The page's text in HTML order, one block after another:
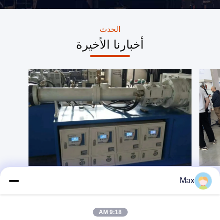
والكابلات،يفتخر بإعلان بيع
وتسليم ناجح لخط إنتاج
علامة هامة أخرى في توسع بييد
في السوق الآسيوية الراقية.
ويتضمن الأمرآلة التشنج
التعبئة الثقيلة، مصممة خصيصاً
لإنتاج كابلات الطاقة عالية
الجهد والموصلات ذات الشق
العرضي الكبير.تم تجهيز
BEYDE للآلات بأنظمة تحكم
PLC من Siemens وآليات
تحكم التوتر الآلية بالكامل
لضمان التوتر الصفري أثناء
التشغيل. "تميزت بييد بسبب
خبرتها التقنية وفهمها العميق
لقطاع الجهد العالي" ، قال
مدير الشراء في الشركة
الكورية."التزامهم بالجودة و
الكوكبي كانت العوامل
sizing: border-box;
margin-bottom: 20px; text-
paragraph { font-size:
14px; margin-bottom: 15px;
text-align: left !important;
word-break: normal;
overflow-wrap: normal; }
.gtr-container-a7b3c9d2-
machine-list { margin-top:
machine-item { margin-
.gtr-container-a7b3c9d2-
الحدث
أخبارنا الأخيرة
Max
9:18 AM